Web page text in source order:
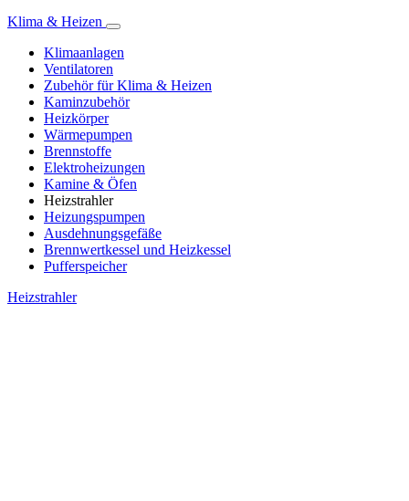
Klima & Heizen
Klimaanlagen
Ventilatoren
Zubehör für Klima & Heizen
Kaminzubehör
Heizkörper
Wärmepumpen
Brennstoffe
Elektroheizungen
Kamine & Öfen
Heizstrahler
Heizungspumpen
Ausdehnungsgefäße
Brennwertkessel und Heizkessel
Pufferspeicher
Heizstrahler